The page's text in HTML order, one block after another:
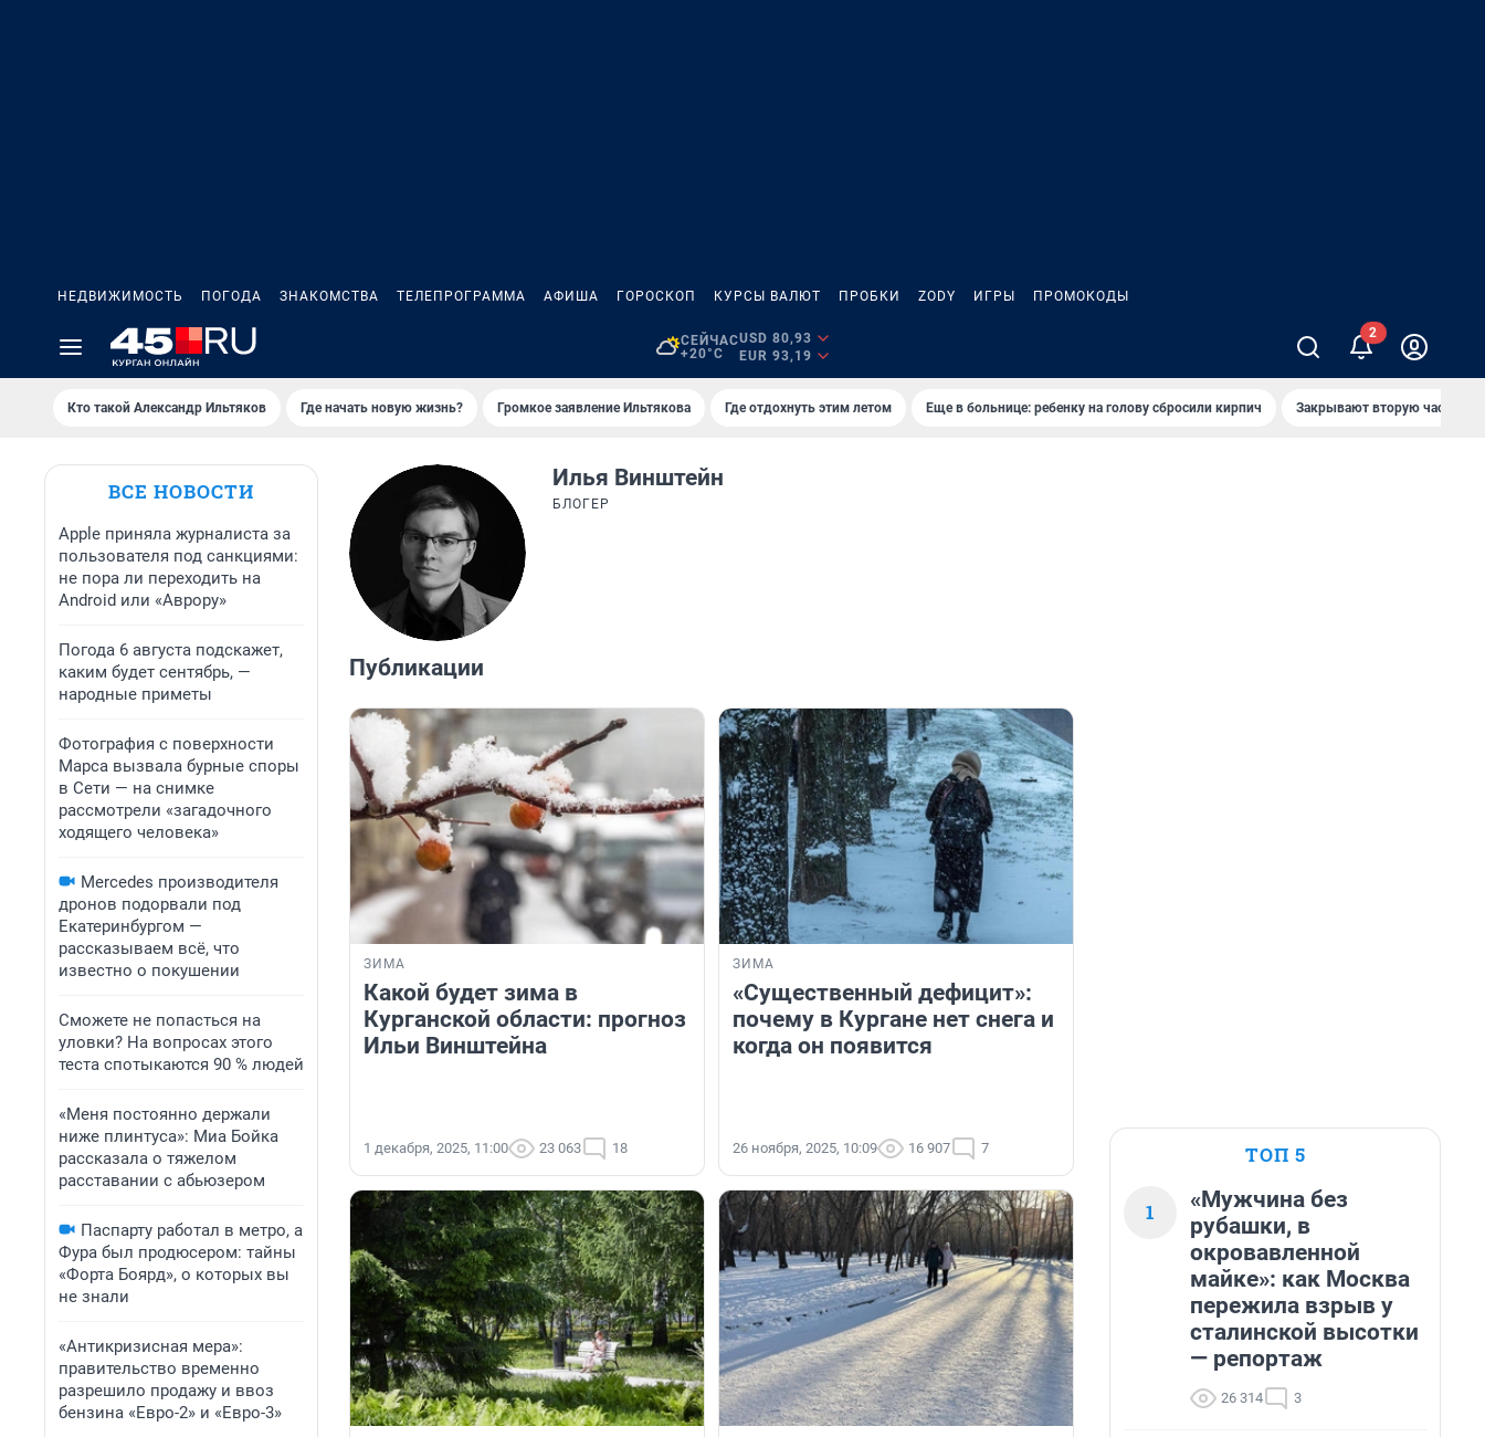
НЕДВИЖИМОСТЬ ПОГОДА ЗНАКОМСТВА ТЕЛЕПРОГРАММА АФИША ГОРОСКОП КУРСЫ ВАЛЮТ ПРОБКИ ZODY ИГРЫ ПРОМОКОДЫ
СЕЙЧАС
+20°C
USD 80,93
EUR 93,19
2
Кто такой Александр Ильтяков Где начать новую жизнь? Громкое заявление Ильтякова Где отдохнуть этим летом Еще в больнице: ребенку на голову сбросили кирпич Закрывают вторую часть
ВСЕ НОВОСТИ
Apple приняла журналиста за
пользователя под санкциями:
не пора ли переходить на
Android или «Аврору»
Погода 6 августа подскажет,
каким будет сентябрь, —
народные приметы
Фотография с поверхности
Марса вызвала бурные споры
в Сети — на снимке
рассмотрели «загадочного
ходящего человека»
Mercedes производителя
дронов подорвали под
Екатеринбургом —
рассказываем всё, что
известно о покушении
Сможете не попасться на
уловки? На вопросах этого
теста спотыкаются 90 % людей
«Меня постоянно держали
ниже плинтуса»: Миа Бойка
рассказала о тяжелом
расставании с абьюзером
Паспарту работал в метро, а
Фура был продюсером: тайны
«Форта Боярд», о которых вы
не знали
«Антикризисная мера»:
правительство временно
разрешило продажу и ввоз
бензина «Евро-2» и «Евро-3»
Илья Винштейн
БЛОГЕР
Публикации
ЗИМА
Какой будет зима в
Курганской области: прогноз
Ильи Винштейна
1 декабря, 2025, 11:00 23 063 18
ЗИМА
«Существенный дефицит»:
почему в Кургане нет снега и
когда он появится
26 ноября, 2025, 10:09 16 907 7 ТОП 5
1
«Мужчина без
рубашки, в
окровавленной
майке»: как Москва
пережила взрыв у
сталинской высотки
— репортаж
26 314 3